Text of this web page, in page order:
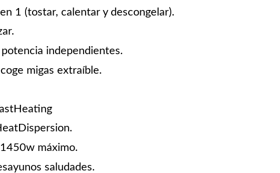
1 (tostar, calentar y descongelar).
independientes.
migas extraíble.
máximo.
saludades.